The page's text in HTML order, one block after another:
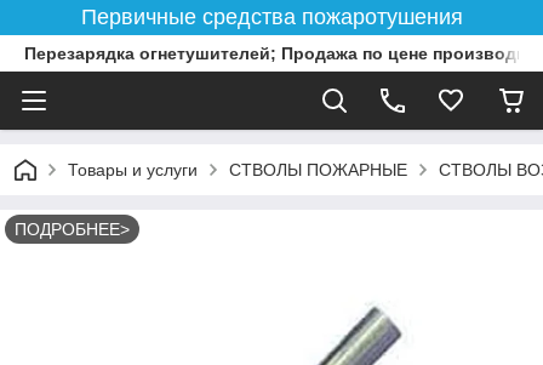
Первичные средства пожаротушения
Перезарядка огнетушителей; Продажа по цене
Товары и услуги СТВОЛЫ ПОЖАРНЫЕ СТВОЛЫ
ПОДРОБНЕЕ>